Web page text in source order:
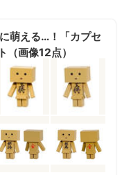
萌える…！「カプセ
画像12点）